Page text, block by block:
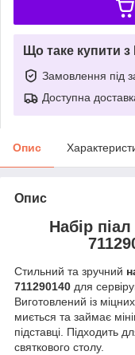
Що таке купити
Замовлення під
Доступна
Опис
Опис
Набір
Стильний та зручний
711290140 для
Виготовлений із
миється та займає
підставці. Підходить
святкового столу.